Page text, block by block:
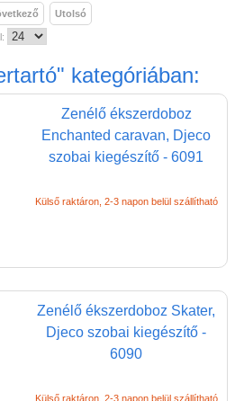
Utolsó
kategóriában:
Zenélő ékszerdoboz
Enchanted caravan, Djeco
szobai kiegészítő - 6091
Külső raktáron, 2-3 napon belül szállítható
Zenélő ékszerdoboz Skater,
Djeco szobai kiegészítő -
6090
Külső raktáron, 2-3 napon belül szállítható
Építőjáték
Fajátékok
Játék hangszer
Futóbiciklik, rollerek
Ablakmatrica
Fogas, akasztó
3D dekoráció
gyerekeknek